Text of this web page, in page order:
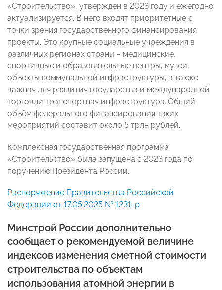
«Строительство», утвержден в 2023 году и ежегодно
актуализируется. В него входят приоритетные с
точки зрения государственного финансирования
проекты. Это крупные социальные учреждения в
различных регионах страны – медицинские,
спортивные и образовательные центры, музеи,
объекты коммунальной инфраструктуры, а также
важная для развития государства и международной
торговли транспортная инфраструктура. Общий
объём федерального финансирования таких
мероприятий составит около 5 трлн рублей.
Комплексная государственная программа
«Строительство» была запущена с 2023 года по
поручению Президента России.
Распоряжение Правительства Российской
Федерации от 17.05.2025 № 1231-р
Минстрой России дополнительно
сообщает о рекомендуемой величине
индексов изменения сметной стоимости
строительства по объектам
использования атомной энергии в